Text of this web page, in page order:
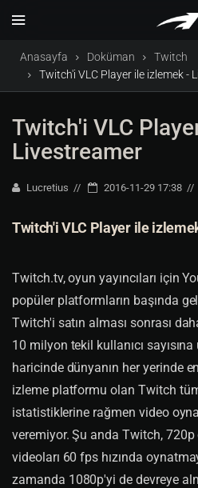
Anasayfa Doküman
Twitch
Twitch'i VLC Player ile izlemek -
Twitch'i VLC
Livestreamer
Lucretius 2016-11-29 17:38
Twitch'i VLC Player ile
Twitch.tv, oyun yayıncıları için
popüler platformların başında
Twitch'i satın alması sonrası
10 milyon tekil kullanıcı
haricinde dünyanın her yerinde
izleme platformu olan Twitch
istatistiklerine rağmen video
veremiyor. Şu anda Twitch,
videoları 60 fps hızında
zamanda 1080p'yi de devreye